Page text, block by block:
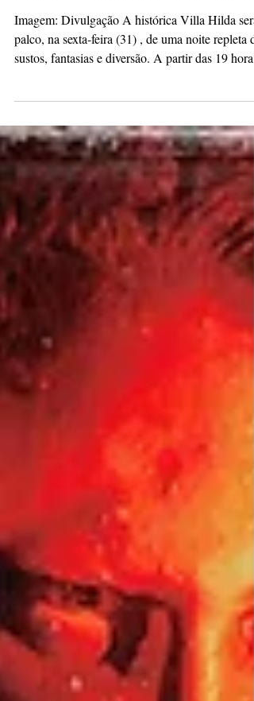
Villa Hilda promove segunda
edição de evento especial de
Halloween com caminhada zumbi
sustos, fantasias e diversão. A partir das 19 horas
acontece o II Halloween na Villa Hilda , evento
que promete movimentar o público com a
tradicional “Zombie Walk” , uma caminhada
temática de zumbis que parte da Praça Barão de
Guaraúna e segue até a Mansão Villa Hilda , onde
a programação continua até 22h30 . Aberto ao
público e com classificação indicativa de 10